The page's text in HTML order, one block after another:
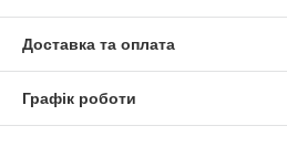
Доставка та оплата
Графік роботи